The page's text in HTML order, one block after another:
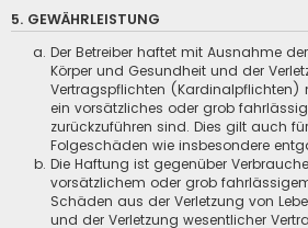
5. GEWÄHRLEISTUNG
Der Betreiber haftet mit Ausnahme
Körper und Gesundheit und der
Vertragspflichten (Kardinalpflichten)
ein vorsätzliches oder grob
zurückzuführen sind. Dies gilt auch
Folgeschäden wie insbesondere
Die Haftung ist gegenüber
vorsätzlichem oder grob
Schäden aus der Verletzung von
und der Verletzung wesentlicher